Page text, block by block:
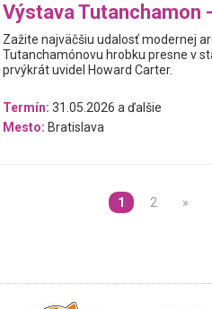
Výstava Tutanchamon
Zažite najväčšiu udalosť modernej
Tutanchamónovu hrobku presne v
prvýkrát uvidel Howard Carter.
Termín: 31.05.2026 a ďalšie
Mesto: Bratislava
1 2 »